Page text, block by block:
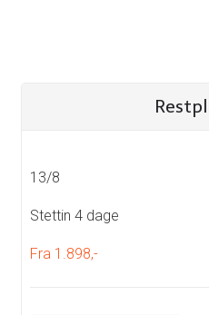
13/8
Stettin 4 dage
Fra 1.898,-